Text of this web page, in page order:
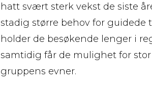
hatt svært sterk vekst de siste
stadig større behov for guidede
holder de besøkende lenger i
samtidig får de mulighet for
gruppens evner.